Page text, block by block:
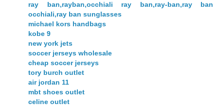
ray ban,rayban,occhiali ray ban,ray-ban,ray ban
occhiali,ray ban sunglasses
michael kors handbags
kobe 9
new york jets
soccer jerseys wholesale
cheap soccer jerseys
tory burch outlet
air jordan 11
mbt shoes outlet
celine outlet